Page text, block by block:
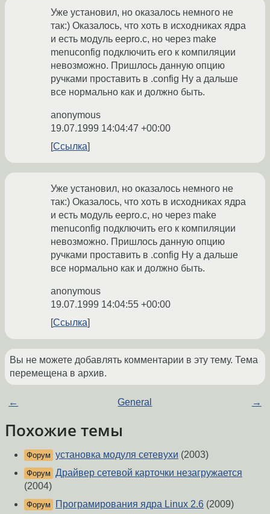
Уже установил, но оказалось немного не
так:) Оказалось, что хоть в исходниках ядра
и есть модуль eepro.с, но через make
menuconfig подключить его к компиляции
невозможно. Пришлось данную опцию
ручками проставить в .config Ну а дальше
все нормально как и должно быть.
anonymous
19.07.1999 14:04:47 +00:00
Ссылка
Уже установил, но оказалось немного не
так:) Оказалось, что хоть в исходниках ядра
и есть модуль eepro.с, но через make
menuconfig подключить его к компиляции
невозможно. Пришлось данную опцию
ручками проставить в .config Ну а дальше
все нормально как и должно быть.
anonymous
19.07.1999 14:04:55 +00:00
Ссылка
Вы не можете добавлять комментарии в эту тему. Тема
перемещена в архив.
← General →
Похожие темы
Форум установка модуля сетевухи (2003)
Форум Драйвер сетевой карточки незагружается
(2004)
Форум Програмирования ядра Linux 2.6 (2009)